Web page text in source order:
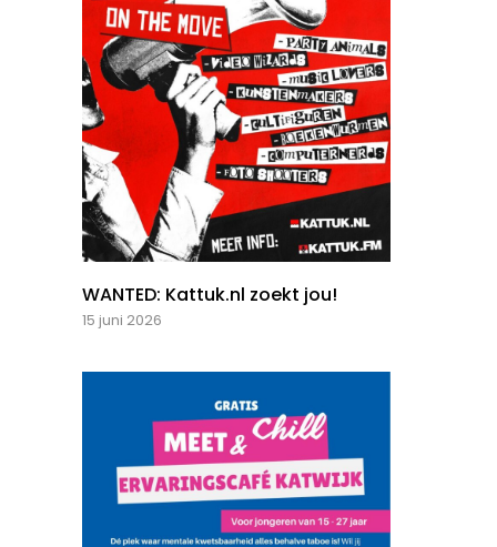
WANTED: Kattuk.nl zoekt jou!
15 juni 2026